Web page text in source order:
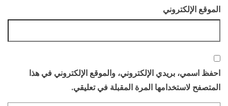
الموقع الإلكتروني
احفظ اسمي، بريدي الإلكتروني، والموقع الإلكتروني في هذا
المتصفح لاستخدامها المرة المقبلة في تعليقي.